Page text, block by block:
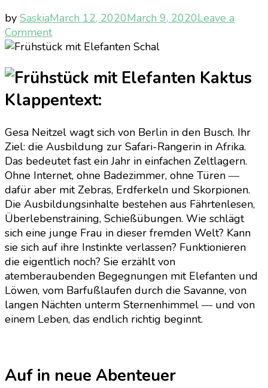
by SaskiaMarch 12, 2020March 9, 2020Leave a
Commenton
Frühstück
Elefanten:
Rangerin
Afrika
von
Gesa
Neitzel
Klappentext:
Gesa Neitzel wagt sich von Berlin in den Busch. Ihr
Ziel: die Ausbildung zur Safari-Rangerin in Afrika.
Das bedeutet fast ein Jahr in einfachen Zeltlagern.
Ohne Internet, ohne Badezimmer, ohne Türen ―
dafür aber mit Zebras, Erdferkeln und Skorpionen.
Die Ausbildungsinhalte bestehen aus Fährtenlesen,
Überlebenstraining, Schießübungen. Wie schlägt
sich eine junge Frau in dieser fremden Welt? Kann
sie sich auf ihre Instinkte verlassen? Funktionieren
die eigentlich noch? Sie erzählt von
atemberaubenden Begegnungen mit Elefanten und
Löwen, vom Barfußlaufen durch die Savanne, von
langen Nächten unterm Sternenhimmel ― und von
einem Leben, das endlich richtig beginnt.
Auf in neue Abenteuer